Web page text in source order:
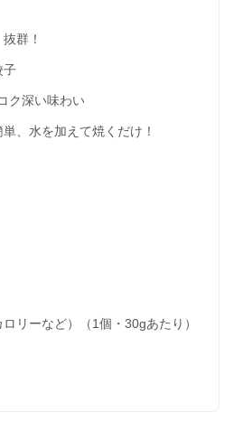
群！
子
ク深い味わい
、水を加えて焼くだけ！
リーなど）（1個・30gあたり）